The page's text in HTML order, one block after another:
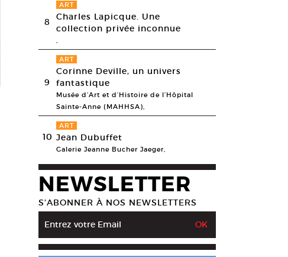
8
ART
Charles Lapicque. Une
collection privée inconnue
,
9
ART
Corinne Deville, un univers
fantastique
Musée d’Art et d’Histoire de l’Hôpital
Sainte-Anne (MAHHSA),
10
ART
Jean Dubuffet
Galerie Jeanne Bucher Jaeger,
NEWSLETTER
S’ABONNER À NOS NEWSLETTERS